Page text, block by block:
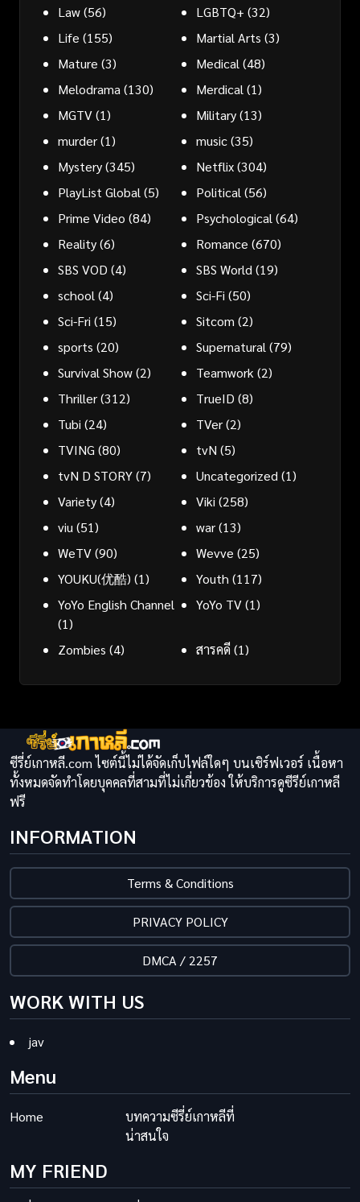
Law(56) LGBTQ+ (32)
Life (155) Martial Arts (3)
Mature (3) Medical (48)
Melodrama (130) Merdical (1)
MGTV(1) Military(13)
murder(1) music(35)
Mystery(345) Netflix(304)
PlayList Global (5) Political (56)
Prime Video (84) Psychological (64)
Reality(6) Romance (670)
SBS VOD (4) SBS World (19)
school (4) Sci-Fi (50)
Sci-Fri (15) Sitcom (2)
sports (20) Supernatural (79)
Survival Show(2) Teamwork (2)
Thriller(312) TrueID (8)
Tubi (24) TVer(2)
TVING (80) tvN (5)
tvN D STORY(7) Uncategorized (1)
Variety(4) Viki (258)
viu (51) war(13)
WeTV(90) Wevve (25)
YOUKU(优酷) (1) Youth (117)
YoYo English Channel
(1)
YoYo TV(1)
Zombies (4) สารคดี(1)
ซีรี่ย์เกาหลี.com ไซต์นี้ไม่ได้จัดเก็บไฟล์ใดๆ บนเซิร์ฟเวอร์ เนื้อหา
ทั้งหมดจัดทำโดยบุคคลที่สามที่ไม่เกี่ยวข้อง ให้บริการดูซีรีย์เกาหลี
ฟรี
INFORMATION
Terms & Conditions
PRIVACY POLICY
DMCA / 2257
WORK WITH US
jav
Menu
Home
บทความซีรี่ย์เกาหลีที่
น่าสนใจ
MY FRIEND